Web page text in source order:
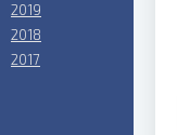
2019
2018
2017